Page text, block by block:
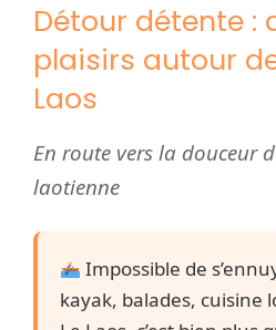
Détour détente :
plaisirs autour
Laos
En route vers la douceur
laotienne
Impossible de
kayak, balades, cuisine